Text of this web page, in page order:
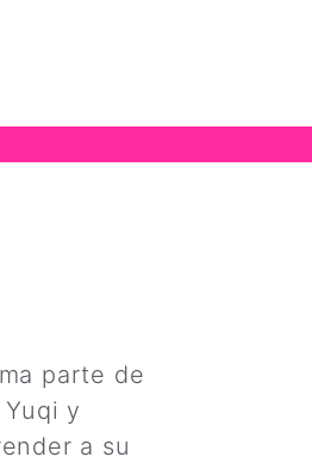
parte de
y
a su